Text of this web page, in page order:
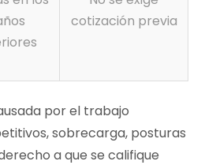
cotización previa
por el trabajo
sobrecarga, posturas
a que se califique